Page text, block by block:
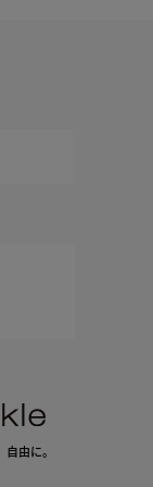
自由に。